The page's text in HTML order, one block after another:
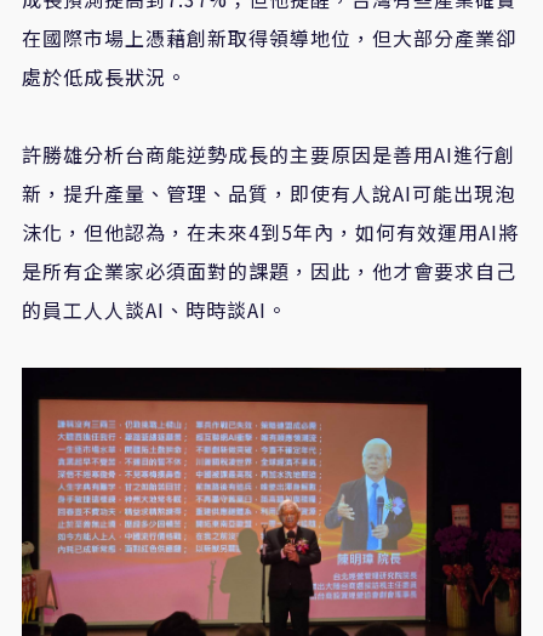
在國際市場上憑藉創新取得領導地位，但大部分產業卻
處於低成長狀況。
許勝雄分析台商能逆勢成長的主要原因是善用AI進行創
新，提升產量、管理、品質，即使有人說AI可能出現泡
沫化，但他認為，在未來4到5年內，如何有效運用AI將
是所有企業家必須面對的課題，因此，他才會要求自己
的員工人人談AI、時時談AI。